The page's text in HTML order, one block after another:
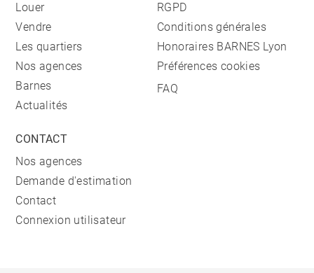
Louer
Vendre
Les quartiers
Nos agences
Barnes
Actualités
RGPD
Conditions générales
Honoraires BARNES Lyon
Préférences cookies
FAQ
CONTACT
Nos agences
Demande d'estimation
Contact
Connexion utilisateur